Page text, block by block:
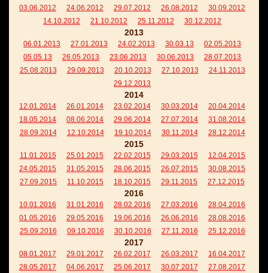
03.06.2012
24.06.2012 29.07.2012 26.08.2012
30.09.2012
14.10.2012
21.10.2012 25.11.2012 30.12.2012
2013
06.01.2013 27.01.2013 24.02.2013 30.03.13
02.05.2013
05.05.13
26.05.2013 23.06.2013 30.06.2013
28.07.2013
25.08.2013
29.09.2013 20.10.2013 27.10.2013
24.11.2013
29.12.2013
2014
12.01.2014 26.01.2014 23.02.2014 30.03.2014
20.04.2014
18.05.2014
08.06.2014 29.06.2014 27.07.2014
31.08.2014
28.09.2014
12.10.2014 19.10.2014 30.11.2014 28.12.2014
2015
11.01.2015 25.01.2015 22.02.2015 29.03.2015
12.04.2015
24.05.2015
31.05.2015 28.06.2015 26.07.2015
30.08.2015
27.09.2015
11.10.2015 18.10.2015 29.11.2015 27.12.2015
2016
10.01.2016 31.01.2016 28.02.2016 27.03.2016
28.04.2016
01.05.2016
29.05.2016 19.06.2016 26.06.2016
28.08.2016
25.09.2016
09.10.2016 30.10.2016 27.11.2016 25.12.2016
2017
08.01.2017 29.01.2017 26.02.2017 26.03.2017
16.04.2017
28.05.2017
04.06.2017 25.06.2017 30.07.2017
27.08.2017